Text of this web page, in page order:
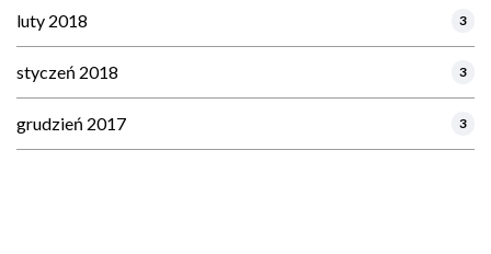
luty 2018 3
styczeń 2018 3
grudzień 2017 3